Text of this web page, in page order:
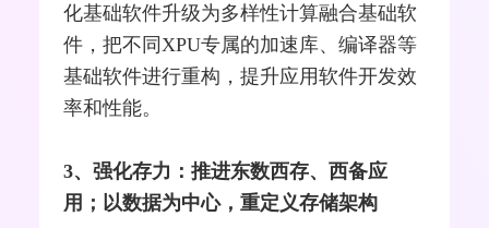
化基础软件升级为多样性计算融合基础软
件，把不同XPU专属的加速库、编译器等
基础软件进行重构，提升应用软件开发效
率和性能。
3、强化存力：推进东数西存、西备应
用；以数据为中心，重定义存储架构